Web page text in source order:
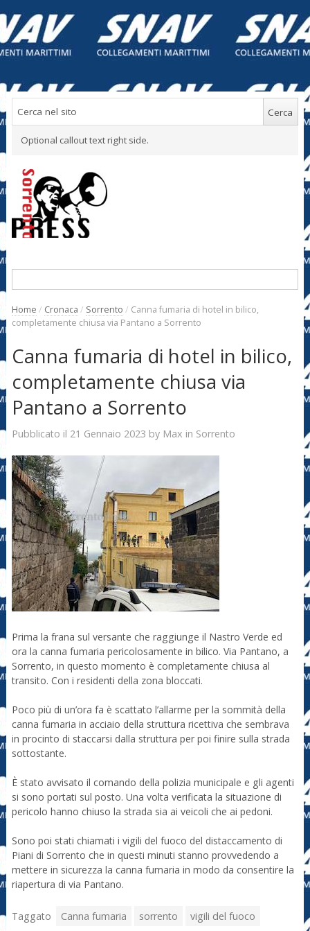
Optional callout text right side.
Home / Cronaca / Sorrento / Canna fumaria di hotel in bilico,
completamente chiusa via Pantano a Sorrento
Canna fumaria di hotel in bilico,
completamente chiusa via
Pantano a Sorrento
Pubblicato il 21 Gennaio 2023 by Max in Sorrento
Prima la frana sul versante che raggiunge il Nastro Verde ed
ora la canna fumaria pericolosamente in bilico. Via Pantano, a
Sorrento, in questo momento è completamente chiusa al
transito. Con i residenti della zona bloccati.
Poco più di un’ora fa è scattato l’allarme per la sommità della
canna fumaria in acciaio della struttura ricettiva che sembrava
in procinto di staccarsi dalla struttura per poi finire sulla strada
sottostante.
È stato avvisato il comando della polizia municipale e gli agenti
si sono portati sul posto. Una volta verificata la situazione di
pericolo hanno chiuso la strada sia ai veicoli che ai pedoni.
Sono poi stati chiamati i vigili del fuoco del distaccamento di
Piani di Sorrento che in questi minuti stanno provvedendo a
mettere in sicurezza la canna fumaria in modo da consentire la
riapertura di via Pantano.
Taggato Canna fumaria sorrento vigili del fuoco